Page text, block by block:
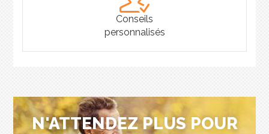
Conseils
personnalisés
N'ATTENDEZ PLUS POUR